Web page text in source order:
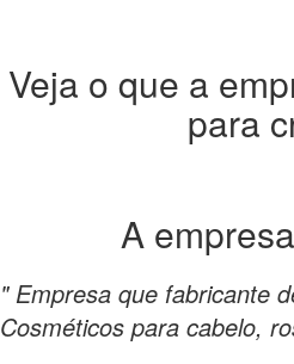
Veja o que a
para
A empresa
" Empresa que fabricante
Cosméticos para cabelo,